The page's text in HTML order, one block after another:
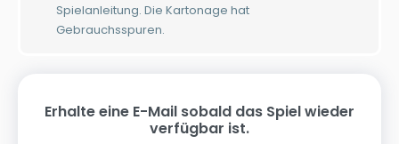
Spielanleitung. Die Kartonage hat
Gebrauchsspuren.
Erhalte eine E-Mail sobald das Spiel wieder
verfügbar ist.